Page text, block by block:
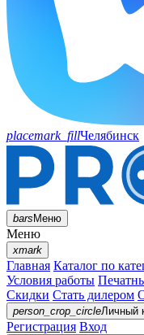
placemark_fillЧелябинск
barsМеню
Меню
xmark
Главная Каталог по
Условия работы
Скидки Стать дилером
person_crop_circleЛичный
Регистрация Вход